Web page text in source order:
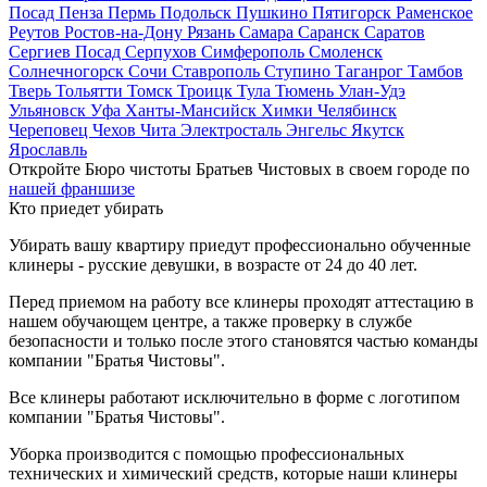
Посад Пенза Пермь Подольск Пушкино Пятигорск Раменское
Реутов Ростов-на-Дону Рязань Самара Саранск Саратов
Сергиев Посад Серпухов Симферополь Смоленск
Солнечногорск Сочи Ставрополь Ступино Таганрог Тамбов
Тверь Тольятти Томск Троицк Тула Тюмень Улан-Удэ
Ульяновск Уфа Ханты-Мансийск Химки Челябинск
Череповец Чехов Чита Электросталь Энгельс Якутск
Ярославль
Откройте Бюро чистоты Братьев Чистовых в своем городе по
нашей франшизе
Кто приедет убирать
Убирать вашу квартиру приедут профессионально обученные
клинеры - русские девушки, в возрасте от 24 до 40 лет.
Перед приемом на работу все клинеры проходят аттестацию в
нашем обучающем центре, а также проверку в службе
безопасности и только после этого становятся частью команды
компании "Братья Чистовы".
Все клинеры работают исключительно в форме с логотипом
компании "Братья Чистовы".
Уборка производится с помощью профессиональных
технических и химический средств, которые наши клинеры